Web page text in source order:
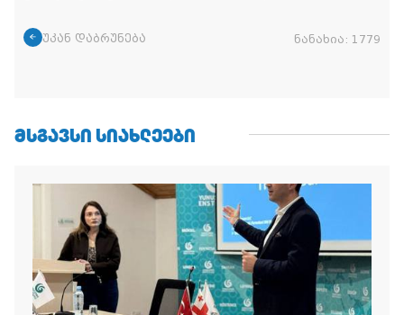
უკან დაბრუნება ნანახია: 1779
ᲛᲡᲒᲐᲕᲡᲘ ᲡᲘᲐᲮᲚᲔᲔᲑᲘ